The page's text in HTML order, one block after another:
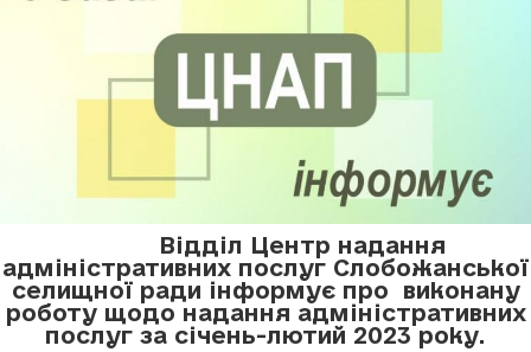
Відділ Центр надання
адміністративних послуг Слобожанської
селищної ради інформує про виконану
роботу щодо надання адміністративних
послуг за січень-лютий 2023 року.